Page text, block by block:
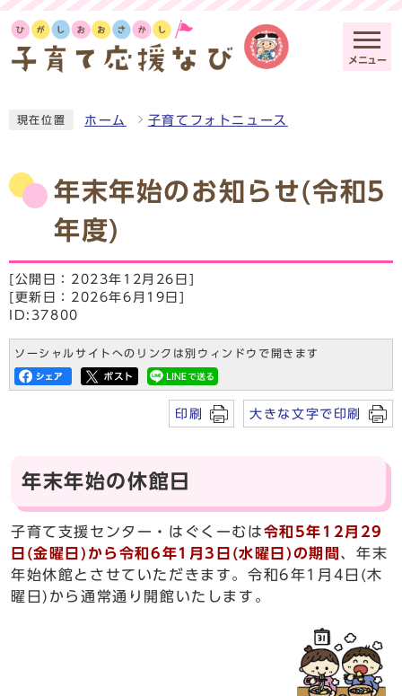
メニュー
現在位置 ホーム 子育てフォトニュース
年末年始のお知らせ(令和5
年度)
[公開日：2023年12月26日]
[更新日：2026年6月19日]
ID:37800
ソーシャルサイトへのリンクは別ウィンドウで開きます
印刷 大きな文字で印刷
年末年始の休館日
子育て支援センター・はぐくーむは令和5年12月29
日(金曜日)から令和6年1月3日(水曜日)の期間 、年末
年始休館とさせていただきます。令和6年1月4日(木
曜日)から通常通り開館いたします。